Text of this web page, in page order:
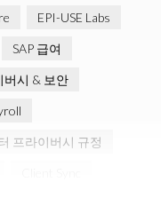
EPI-USE Labs
SAP 급여
버시 & 보안
프라이버시 규정